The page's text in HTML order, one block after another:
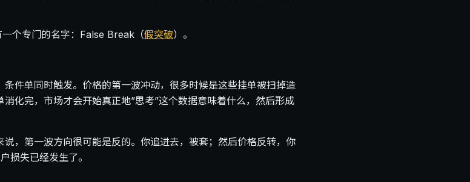
一个专门的名字：False Break（假突破）。
件单同时触发。价格的第一波冲动，很多时候是这些挂单被扫掉造
化完，市场才会开始真正地”思考”这个数据意味着什么，然后形成
，第一波方向很可能是反的。你追进去，被套；然后价格反转，你
损失已经发生了。